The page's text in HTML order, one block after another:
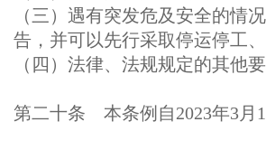
（三）遇有突发危及安全的情
告，并可以先行采取停运停工
（四）法律、法规规定的其他要
第二十条 本条例自2023年3月1